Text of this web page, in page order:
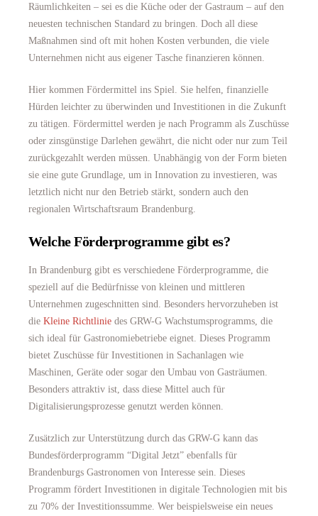
Räumlichkeiten – sei es die Küche oder der Gastraum – auf den
neuesten technischen Standard zu bringen. Doch all diese
Maßnahmen sind oft mit hohen Kosten verbunden, die viele
Unternehmen nicht aus eigener Tasche finanzieren können.
Hier kommen Fördermittel ins Spiel. Sie helfen, finanzielle
Hürden leichter zu überwinden und Investitionen in die Zukunft
zu tätigen. Fördermittel werden je nach Programm als Zuschüsse
oder zinsgünstige Darlehen gewährt, die nicht oder nur zum Teil
zurückgezahlt werden müssen. Unabhängig von der Form bieten
sie eine gute Grundlage, um in Innovation zu investieren, was
letztlich nicht nur den Betrieb stärkt, sondern auch den
regionalen Wirtschaftsraum Brandenburg.
Welche Förderprogramme gibt es?
In Brandenburg gibt es verschiedene Förderprogramme, die
speziell auf die Bedürfnisse von kleinen und mittleren
Unternehmen zugeschnitten sind. Besonders hervorzuheben ist
die Kleine Richtlinie des GRW-G Wachstumsprogramms, die
sich ideal für Gastronomiebetriebe eignet. Dieses Programm
bietet Zuschüsse für Investitionen in Sachanlagen wie
Maschinen, Geräte oder sogar den Umbau von Gasträumen.
Besonders attraktiv ist, dass diese Mittel auch für
Digitalisierungsprozesse genutzt werden können.
Zusätzlich zur Unterstützung durch das GRW-G kann das
Bundesförderprogramm “Digital Jetzt” ebenfalls für
Brandenburgs Gastronomen von Interesse sein. Dieses
Programm fördert Investitionen in digitale Technologien mit bis
zu 70% der Investitionssumme. Wer beispielsweise ein neues